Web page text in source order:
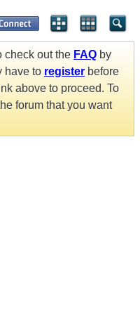
check out the FAQ by
have to register before
above to proceed. To
forum that you want